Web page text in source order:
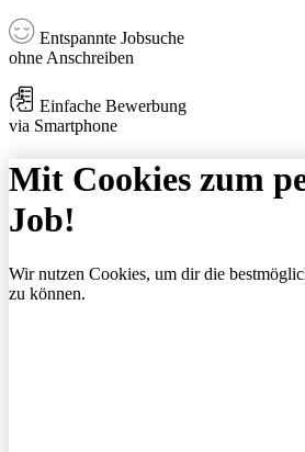
Entspannte Jobsuche
ohne Anschreiben
Einfache Bewerbung
via Smartphone
Mit Cookies zum
Job!
Wir nutzen Cookies, um dir die
zu können.